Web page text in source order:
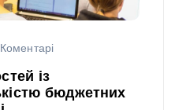
із
бюджетних